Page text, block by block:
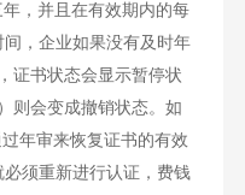
，并且在有效期内的每
，企业如果没有及时年
证书状态会显示暂停状
则会变成撤销状态。如
年审来恢复证书的有效
须重新进行认证，费钱